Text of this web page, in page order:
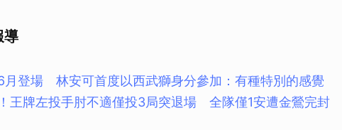
導
月登場 林安可首度以西武獅身分參加：有種特別的感覺
王牌左投手肘不適僅投3局突退場 全隊僅1安遭金鶯完封